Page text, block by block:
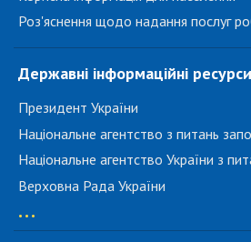
Роз'яснення щодо надання послуг
Державні інформаційні ресурси
Президент України
Національне агентство з питань
Національне агентство України з
Верховна Рада України
...